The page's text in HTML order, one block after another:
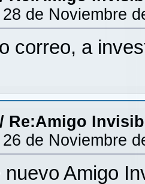
28 de Noviembre
correo, a
/ Re:Amigo
26 de Noviembre
nuevo Amigo